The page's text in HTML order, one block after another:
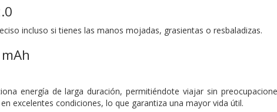
incluso si tienes las manos mojadas, grasientas o resbaladizas.
energía de larga duración, permitiéndote viajar sin
excelentes condiciones, lo que garantiza una mayor vida útil.